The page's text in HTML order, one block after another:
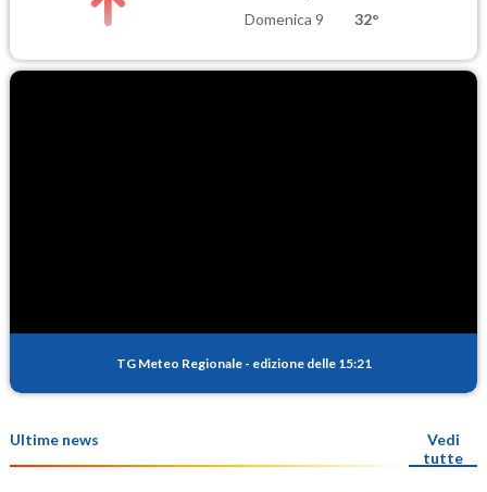
Domenica 9 32°
TG Meteo Regionale - edizione delle 15:21
Ultime news
Vedi
tutte